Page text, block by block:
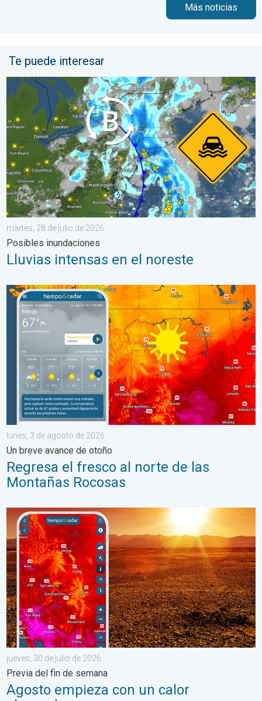
Más noticias
Te puede interesar
Lluvias intensas en el noreste. Posibles inundaciones. . .
martes, 28 de julio de 2026
Posibles inundaciones
Lluvias intensas en el noreste
Regresa el fresco al norte de las Montañas Rocosas. Un
lunes, 3 de agosto de 2026
Un breve avance de otoño
Regresa el fresco al norte de las
Montañas Rocosas
Agosto empieza con un calor abrasador. Previa del fin de
jueves, 30 de julio de 2026
Previa del fin de semana
Agosto empieza con un calor